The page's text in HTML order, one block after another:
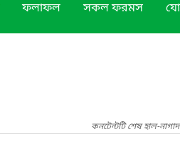
ফলাফল সকল ফরমস
কনটেন্টটি শেষ হাল-